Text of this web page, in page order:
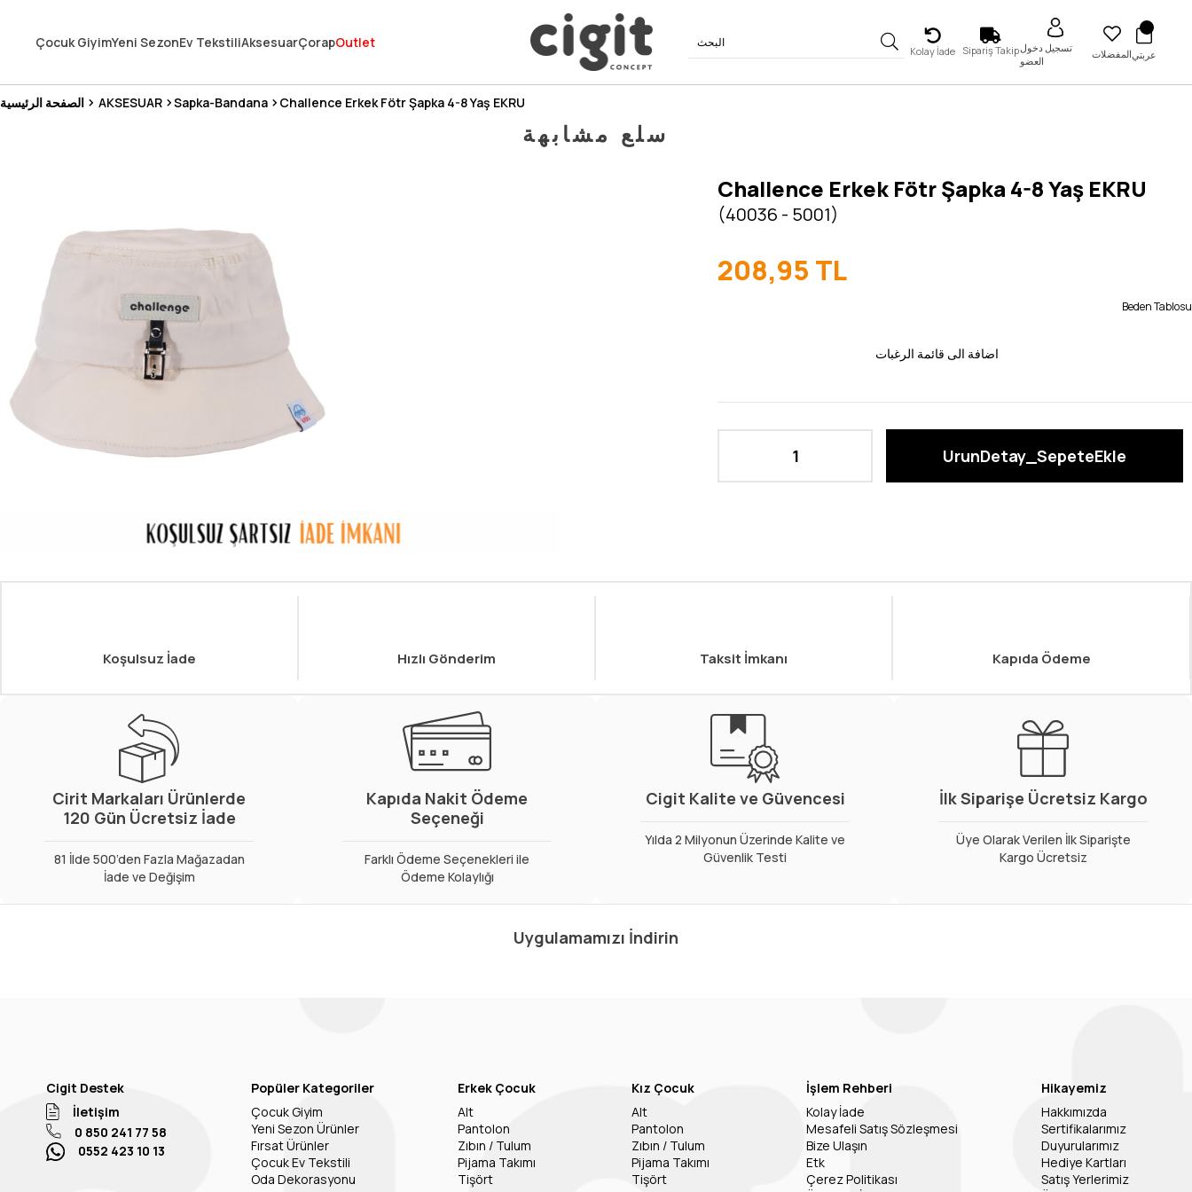
300₺ ve Üzeri Alışverişlerde Kargo Ücretsiz !
Koşulsuz Şartsız İade İmkanı
Çocuk GiyimYeni SezonEv TekstiliAksesuarÇorapOutlet
Kolay İade Sipariş Takipتسجيل دخول
العضو
المفضلاتعربتي
الصفحة الرئيسية AKSESUAR Sapka-Bandana Challence Erkek Fötr Şapka 4-8 Yaş EKRU
سلع مشابهة
Challence Erkek Fötr Şapka 4-8 Yaş EKRU
(40036 - 5001)
208,95 TL
Beden Tablosu
اضافة الى قائمة الرغبات
Koşulsuz İade Hızlı Gönderim Taksit İmkanı Kapıda Ödeme
Cirit Markaları Ürünlerde
120 Gün Ücretsiz İade
81 İlde 500’den Fazla Mağazadan
İade ve Değişim
Kapıda Nakit Ödeme
Seçeneği
Farklı Ödeme Seçenekleri ile
Ödeme Kolaylığı
Cigit Kalite ve Güvencesi
Yılda 2 Milyonun Üzerinde Kalite ve
Güvenlik Testi
İlk Siparişe Ücretsiz Kargo
Üye Olarak Verilen İlk Siparişte
Kargo Ücretsiz
Uygulamamızı İndirin
Cigit Destek
İletişim
0 850 241 77 58
0552 423 10 13
Popüler Kategoriler
Çocuk Giyim
Yeni Sezon Ürünler
Fırsat Ürünler
Çocuk Ev Tekstili
Oda Dekorasyonu
Erkek Çocuk
Alt
Pantolon
Zıbın / Tulum
Pijama Takımı
Tişört
Kız Çocuk
Alt
Pantolon
Zıbın / Tulum
Pijama Takımı
Tişört
İşlem Rehberi
Kolay İade
Mesafeli Satış Sözleşmesi
Bize Ulaşın
Etk
Çerez Politikası
Hikayemiz
Hakkımızda
Sertifikalarımız
Duyurularımız
Hediye Kartları
Satış Yerlerimiz